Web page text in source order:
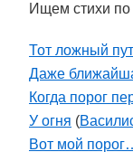
Ищем стихи по
Тот ложный
Даже
Когда порог
У огня (
Вот мой